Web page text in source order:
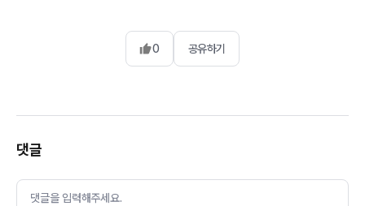
0 공유하기
댓글
댓글을 입력해주세요.